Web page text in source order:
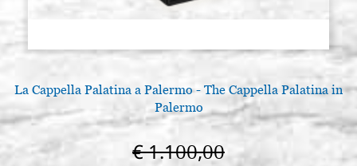
BOLO ROSSO, IN POLVERE
GR.
Giacenza: 0 - COD.
€ 69,00 ACQUISTA
La Cappella Palatina a Palermo - The Cappella Palatina in
Palermo
€ 1.100,00